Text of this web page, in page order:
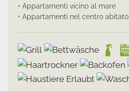
• Appartamenti vicino al mare
• Appartamenti nel centro abitato